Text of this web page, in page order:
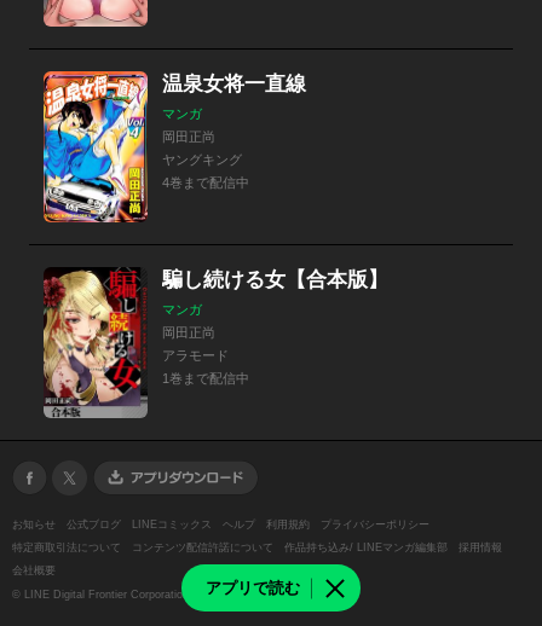
アプリで読む
温泉女将一直線
マンガ
岡田正尚
ヤングキング
4巻まで配信中
騙し続ける女【合本版】
マンガ
岡田正尚
アラモード
1巻まで配信中
お知らせ 公式ブログ LINEコミックス ヘルプ 利用規約
プライバシーポリシー
特定商取引法について
コンテンツ配信許諾について 作品持ち込み/ LINEマンガ編集部
採用情報
会社概要
© LINE Digital Frontier Corporation